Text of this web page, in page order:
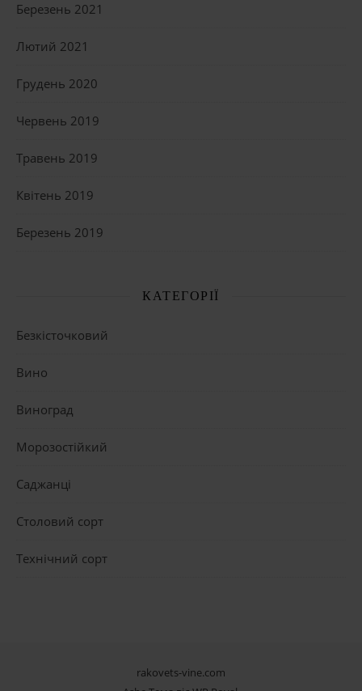
Березень 2021
Лютий 2021
Грудень 2020
Червень 2019
Травень 2019
Квітень 2019
Березень 2019
КАТЕГОРІЇ
Безкісточковий
Вино
Виноград
Морозостійкий
Саджанці
Столовий сорт
Технічний сорт
rakovets-vine.com